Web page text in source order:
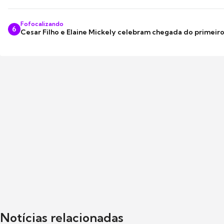
6
Fofocalizando
Cesar Filho e Elaine Mickely celebram chegada do
Notícias relacionadas